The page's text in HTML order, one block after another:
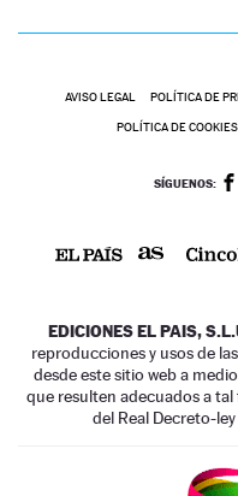
AVISO LEGAL POLÍTICA DE
POLÍTICA DE COOKIES
SÍGUENOS:
EDICIONES EL PAIS,
reproducciones y usos de
desde este sitio web a
que resulten adecuados a
del Real Decreto-